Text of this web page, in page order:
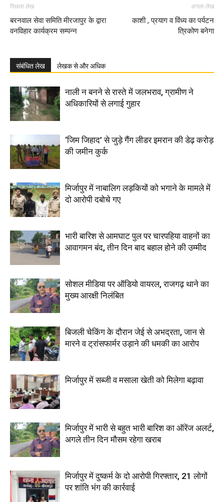
पिछला लेख
बरनवाल सेवा समिति मीरजापुर के द्वारा
वनविहार कार्यक्रम सम्पन्न
अगला लेख
काशी , प्रयाग व विंध्य का पर्यटन
त्रिकोण बनेगा
संबंधित लेख लेखक से और अधिक
नाली न बनने से रास्ते में जलभराव, ग्रामीण ने
अधिकारियों से लगाई गुहार
‘जिम जिहाद’ से जुड़े गैंग लीडर इमरान की डेढ़ करोड़
की जमीन कुर्क
मिर्जापुर में नाबालिग लड़कियों को भगाने के मामले में
दो आरोपी दबोचे गए
भारी बारिश से आमघाट पुल पर चारपहिया वाहनों का
आवागमन बंद, तीन दिन बाद बहाल होने की उम्मीद
सोशल मीडिया पर ऑडियो वायरल, राजगढ़ थाने का
मुख्य आरक्षी निलंबित
बिजली चेकिंग के दौरान जेई से अभद्रता, जान से
मारने व ट्रांसफार्मर उड़ाने की धमकी का आरोप
मिर्जापुर में सब्जी व मसाला खेती को मिलेगा बढ़ावा
मिर्जापुर में भारी से बहुत भारी बारिश का ऑरेंज अलर्ट,
अगले तीन दिन मौसम रहेगा खराब
मिर्जापुर में दुष्कर्म के दो आरोपी गिरफ्तार, 21 लोगों
पर शांति भंग की कार्रवाई